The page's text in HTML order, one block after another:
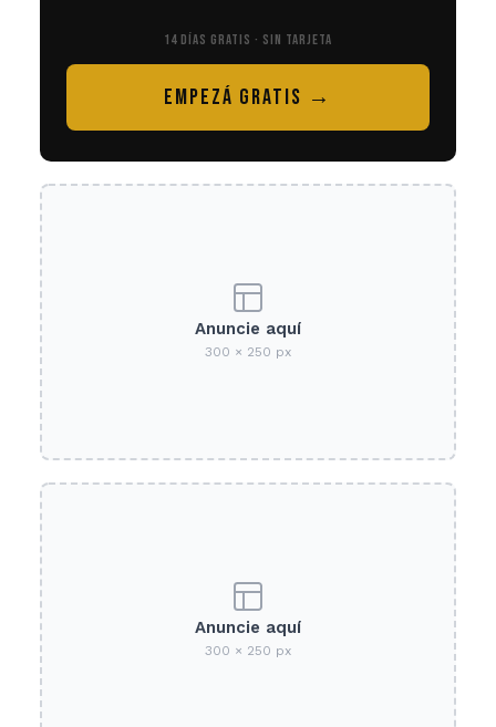
14 DÍAS GRATIS · SIN TARJETA
EMPEZÁ GRATIS →
Anuncie aquí
300 × 250 px
Anuncie aquí
300 × 250 px